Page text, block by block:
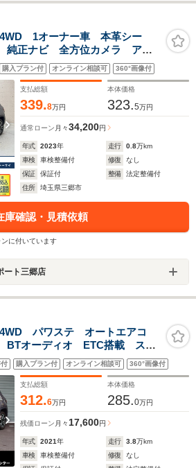
1オーナー車 本革シー
純正ナビ 全方位カメラ アダ
ロール シートヒーター ドラ
購入プラン付 オンライン相談可 360°画像付
支払総額
339.8万円
本体価格
323.5万円
通常ローン 月々34,200円
年式 2023年 走行 0.8万km
車検
車検整備付 修復
なし
保証
保証付 整備
法定整備付
住所
埼玉県三郷市
庫確認・見積依頼
に付いています
ート三郷店
パワステ オートエアコ
BTオーディオ ETC搭載 スマ
Pシート 禁煙 メモリーナビ
ター ワンオーナー車 AUX
購入プラン付 オンライン相談可 360°画像付
支払総額
312.6万円
本体価格
285.0万円
残価ローン 月々 17,600円
年式 2021年 走行 3.8万km
車検
車検整備付 修復
なし